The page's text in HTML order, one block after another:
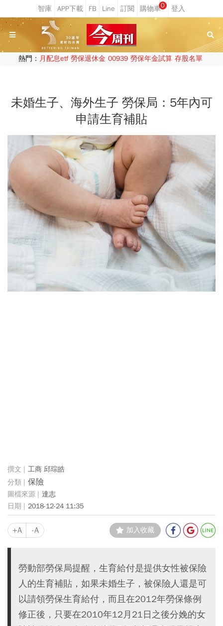
0
熱門： 月配息etf 勞保退休金 00939 勞保年金試算 存股名單
未婚生子、海外生子 勞保局：5年內可
申請生育補貼
工商 邱琮皓
保險
達志
2018-12-24 11:35
+A -A 加入收藏
勞動部勞保局提醒，生育給付是提供女性被保險
人的生育補貼，如果未婚生子，被保險人還是可
以請領勞保生育給付，而且在2012年勞保條例
修正後，只要在2010年12月21日之後分娩的女